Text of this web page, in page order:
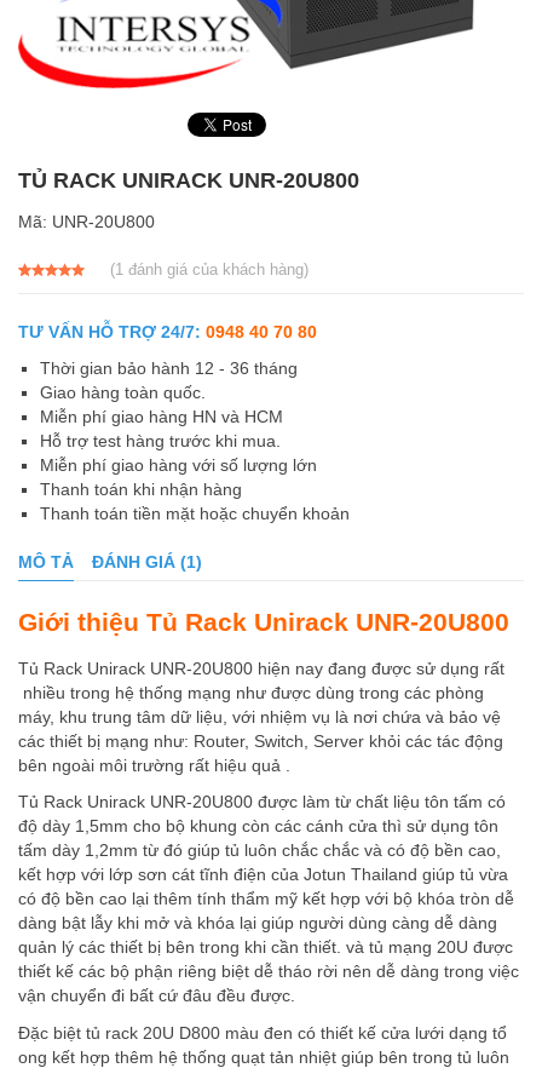
TỦ RACK UNIRACK UNR-20U800
Mã: UNR-20U800
đánh giá
(1đánh giá của khách hàng)
TƯ VẤN HỖ TRỢ 24/7: 0948 40 70 80
Thời gian bảo hành 12 - 36 tháng
Giao hàng toàn quốc.
Miễn phí giao hàng HN và HCM
Hỗ trợ test hàng trước khi mua.
Miễn phí giao hàng với số lượng lớn
Thanh toán khi nhận hàng
Thanh toán tiền mặt hoặc chuyển khoản
MÔ TẢ ĐÁNH GIÁ (1)
Giới thiệu Tủ Rack Unirack UNR-20U800
Tủ Rack Unirack UNR-20U800 hiện nay đang được sử dụng rất
nhiều trong hệ thống mạng như được dùng trong các phòng
máy, khu trung tâm dữ liệu, với nhiệm vụ là nơi chứa và bảo vệ
các thiết bị mạng như: Router, Switch, Server khỏi các tác động
bên ngoài môi trường rất hiệu quả .
Tủ Rack Unirack UNR-20U800 được làm từ chất liệu tôn tấm có
độ dày 1,5mm cho bộ khung còn các cánh cửa thì sử dụng tôn
tấm dày 1,2mm từ đó giúp tủ luôn chắc chắc và có độ bền cao,
kết hợp với lớp sơn cát tĩnh điện của Jotun Thailand giúp tủ vừa
có độ bền cao lại thêm tính thẩm mỹ kết hợp với bộ khóa tròn dễ
dàng bật lẫy khi mở và khóa lại giúp người dùng càng dễ dàng
quản lý các thiết bị bên trong khi cần thiết. và tủ mạng 20U được
thiết kế các bộ phận riêng biệt dễ tháo rời nên dễ dàng trong việc
vận chuyển đi bất cứ đâu đều được.
Đặc biệt tủ rack 20U D800 màu đen có thiết kế cửa lưới dạng tổ
ong kết hợp thêm hệ thống quạt tản nhiệt giúp bên trong tủ luôn